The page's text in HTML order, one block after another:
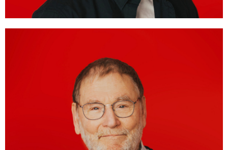
Über mich:
Besonders wichtig für Maichingen und die Menschen aller
Altersgruppen im Teilort sind mir eine gesicherte
Nahversorgung und die Zusammenarbeit der